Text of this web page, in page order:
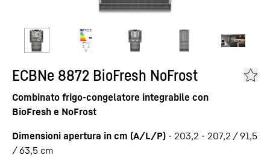
ECBNe 8872 BioFresh NoFrost
Combinato frigo-congelatore integrabile con
BioFresh e NoFrost
Dimensioni apertura in cm (A/L/P) - 203,2 - 207,2 / 91,5
/ 63,5 cm